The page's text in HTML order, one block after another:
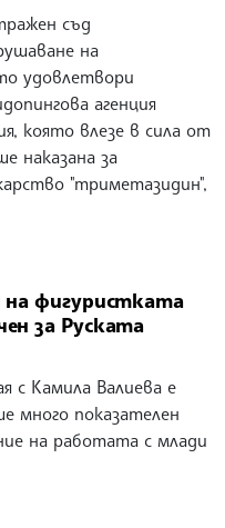
съд
на
удовлетвори
агенция
която влезе в сила от
наказана за
"триметазидин",
на фигуристката
за Руската
с Камила Валиева е
много показателен
на работата с млади